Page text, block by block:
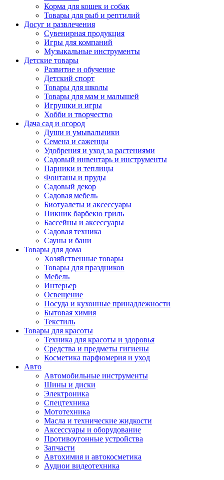
Корма для кошек и собак
Товары для рыб и рептилий
Досуг и развлечения
Сувенирная продукция
Игры для компаний
Музыкальные инструменты
Детские товары
Развитие и обучение
Детский спорт
Товары для школы
Товары для мам и малышей
Игрушки и игры
Хобби и творчество
Дача сад и огород
Души и умывальники
Семена и саженцы
Удобрения и уход за растениями
Садовый инвентарь и инструменты
Парники и теплицы
Фонтаны и пруды
Садовый декор
Садовая мебель
Биотуалеты и аксессуары
Пикник барбекю гриль
Бассейны и аксессуары
Садовая техника
Сауны и бани
Товары для дома
Хозяйственные товары
Товары для праздников
Мебель
Интерьер
Освещение
Посуда и кухонные принадлежности
Бытовая химия
Текстиль
Товары для красоты
Техника для красоты и здоровья
Средства и предметы гигиены
Косметика парфюмерия и уход
Авто
Автомобильные инструменты
Шины и диски
Электроника
Спецтехника
Мототехника
Масла и технические жидкости
Аксессуары и оборудование
Противоугонные устройства
Запчасти
Автохимия и автокосметика
Аудиои видеотехника